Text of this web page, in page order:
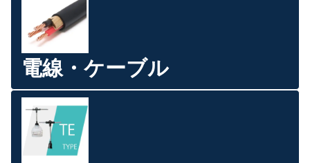
電線・ケーブル